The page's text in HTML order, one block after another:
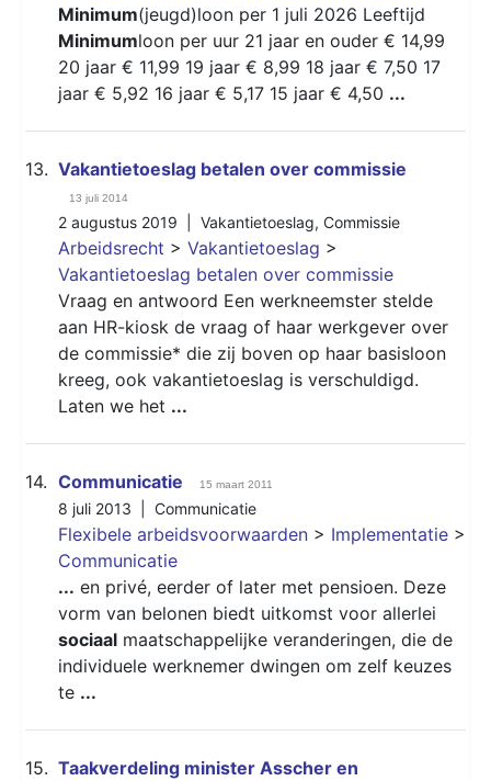
Minimum(jeugd)loon per 1 juli 2026 Leeftijd
Minimumloon per uur 21 jaar en ouder € 14,99
20 jaar € 11,99 19 jaar € 8,99 18 jaar € 7,50 17
jaar € 5,92 16 jaar € 5,17 15 jaar € 4,50 ...
13. Vakantietoeslag betalen over commissie
13 juli 2014
2 augustus 2019 | Vakantietoeslag, Commissie
Arbeidsrecht > Vakantietoeslag >
Vakantietoeslag betalen over commissie
Vraag en antwoord Een werkneemster stelde
aan HR-kiosk de vraag of haar werkgever over
de commissie* die zij boven op haar basisloon
kreeg, ook vakantietoeslag is verschuldigd.
Laten we het ...
14. Communicatie 15 maart 2011
8 juli 2013 | Communicatie
Flexibele arbeidsvoorwaarden > Implementatie >
Communicatie
... en privé, eerder of later met pensioen. Deze
vorm van belonen biedt uitkomst voor allerlei
sociaal maatschappelijke veranderingen, die de
individuele werknemer dwingen om zelf keuzes
te ...
15. Taakverdeling minister Asscher en